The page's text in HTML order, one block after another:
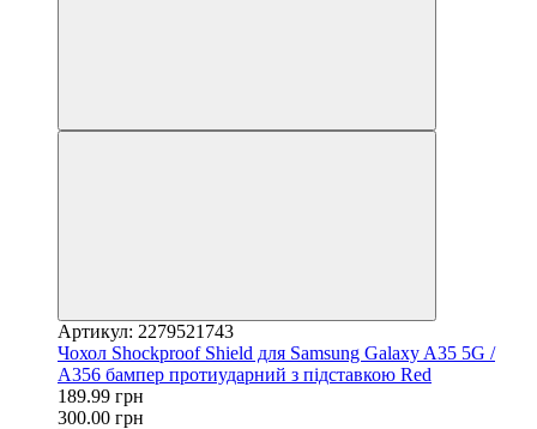
Артикул: 2279521743
Чохол Shockproof Shield для Samsung Galaxy A35 5G /
A356 бампер протиударний з підставкою Red
189.99 грн
300.00 грн